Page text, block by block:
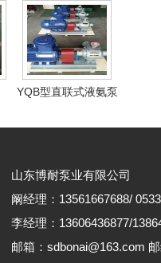
YQB型直联式液氨泵
山东博耐泵业有限公司
阚经理：13561667688/
李经理：13606436877/
邮箱：sdbonai@163.com